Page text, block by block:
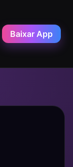
Baixar App